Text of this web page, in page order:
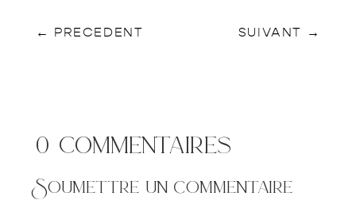
← PRECEDENT SUIVANT →
0 commentaires
Soumettre un commentaire